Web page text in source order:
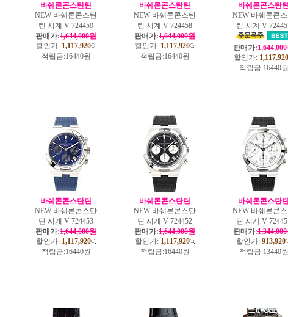
바쉐론콘스탄틴
NEW 바쉐론콘스탄
틴 시계 V 724459
판매가:1,644,000원
할인가: 1,117,920
적립금:16440원
바쉐론콘스탄틴
NEW 바쉐론콘스탄
틴 시계 V 724458
판매가:1,644,000원
할인가: 1,117,920
적립금:16440원
바쉐론콘스탄틴
NEW 바쉐론콘
틴 시계 V
판매가:
할인가: 1,117,920
적립금:16440원
바쉐론콘스탄틴
NEW 바쉐론콘스탄
틴 시계 V 724453
판매가:1,644,000원
할인가: 1,117,920
적립금:16440원
바쉐론콘스탄틴
NEW 바쉐론콘스탄
틴 시계 V 724452
판매가:1,644,000원
할인가: 1,117,920
적립금:16440원
바쉐론콘스탄틴
NEW 바쉐론콘
틴 시계 V
판매가:
할인가: 913,920
적립금:13440원